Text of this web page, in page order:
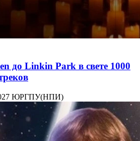
до Linkin Park в свете 1000
ЮРГПУ(НПИ)